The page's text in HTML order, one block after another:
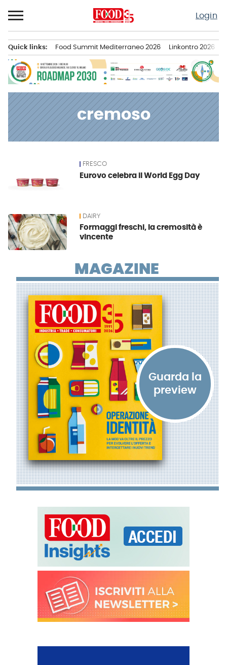
al
contenuto
Login
principale
Quick links: Food Summit Mediterraneo 2026 Linkontro 2026
cremoso
FRESCO
Eurovo celebra il World Egg Day
DAIRY
Formaggi freschi, la cremosità è
vincente
MAGAZINE